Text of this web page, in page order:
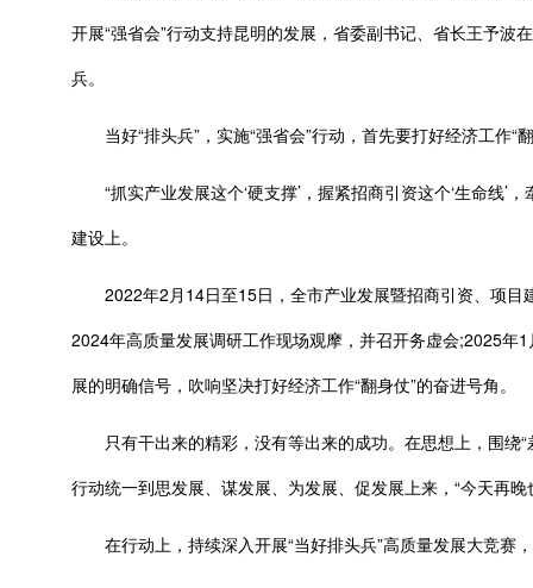
开展“强省会”行动支持昆明的发展，省委副书记、省长王予
兵。
当好“排头兵”，实施“强省会”行动，首先要打好经济工作“
“抓实产业发展这个‘硬支撑’，握紧招商引资这个‘生命线’
建设上。
2022年2月14日至15日，全市产业发展暨招商引资、项目
2024年高质量发展调研工作现场观摩，并召开务虚会;2025年
展的明确信号，吹响坚决打好经济工作“翻身仗”的奋进号角。
只有干出来的精彩，没有等出来的成功。在思想上，围绕“
行动统一到思发展、谋发展、为发展、促发展上来，“今天再
在行动上，持续深入开展“当好排头兵”高质量发展大竞赛